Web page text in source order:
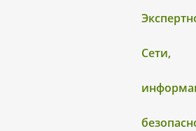
Сети,